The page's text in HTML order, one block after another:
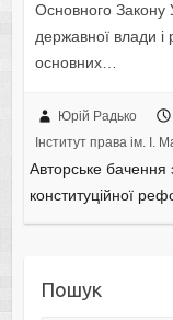
Основного Закону
державної влади і
основних…
Юрій Радько
Інститут права ім. І.
Авторське бачення
конституційної
Пошук